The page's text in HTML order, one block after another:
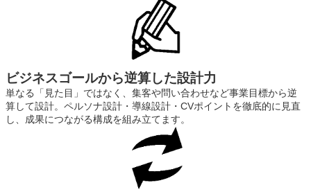
ビジネスゴールから逆算した設計力
単なる「見た目」ではなく、集客や問い合わせなど事業目標から逆
算して設計。ペルソナ設計・導線設計・CVポイントを徹底的に見直
し、成果につながる構成を組み立てます。